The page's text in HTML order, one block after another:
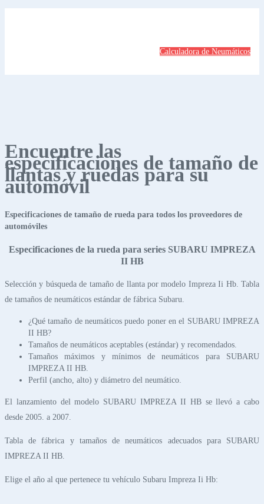
Calculadora de Neumáticos
Encuentre las
especificaciones de tamaño de
llantas y ruedas para su
automóvil
Especificaciones de tamaño de rueda para todos los proveedores de
automóviles
Especificaciones de la rueda para series SUBARU IMPREZA
II HB
Selección y búsqueda de tamaño de llanta por modelo Impreza Ii Hb. Tabla
de tamaños de neumáticos estándar de fábrica Subaru.
¿Qué tamaño de neumáticos puedo poner en el SUBARU IMPREZA
II HB?
Tamaños de neumáticos aceptables (estándar) y recomendados.
Tamaños máximos y mínimos de neumáticos para SUBARU
IMPREZA II HB.
Perfil (ancho, alto) y diámetro del neumático.
El lanzamiento del modelo SUBARU IMPREZA II HB se llevó a cabo
desde 2005. a 2007.
Tabla de fábrica y tamaños de neumáticos adecuados para SUBARU
IMPREZA II HB.
Elige el año al que pertenece tu vehículo Subaru Impreza Ii Hb: